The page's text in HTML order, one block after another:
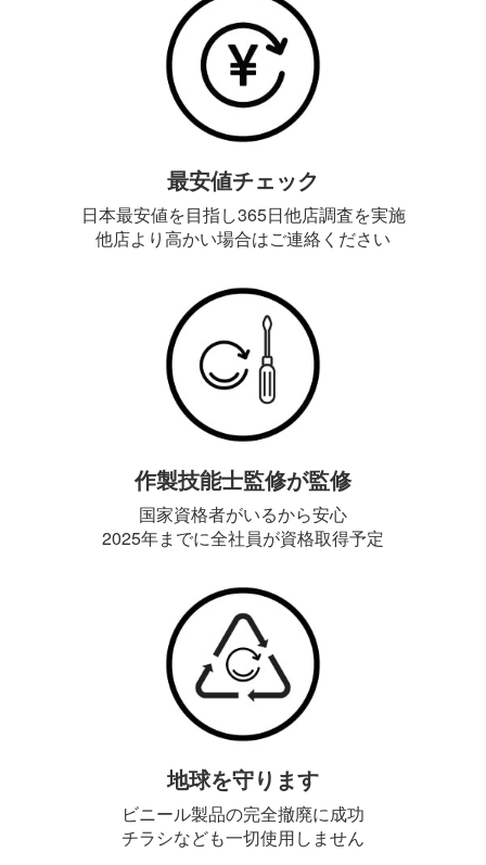
最安値チェック
日本最安値を目指し365日他店調査を実施
他店より高かい場合はご連絡ください
作製技能士監修が監修
国家資格者がいるから安心
2025年までに全社員が資格取得予定
地球を守ります
ビニール製品の完全撤廃に成功
チラシなども一切使用しません